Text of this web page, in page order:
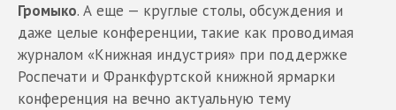
Громыко. А еще — круглые столы, обсуждения и
даже целые конференции, такие как проводимая
журналом «Книжная индустрия» при поддержке
Роспечати и Франкфуртской книжной ярмарки
конференция на вечно актуальную тему